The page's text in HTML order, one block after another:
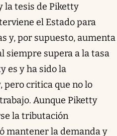
la tesis de Piketty
el Estado para
y, por supuesto, aumenta
siempre supera a la tasa
es y ha sido la
pero critica que no lo
Aunque Piketty
la tributación
mantener la demanda y